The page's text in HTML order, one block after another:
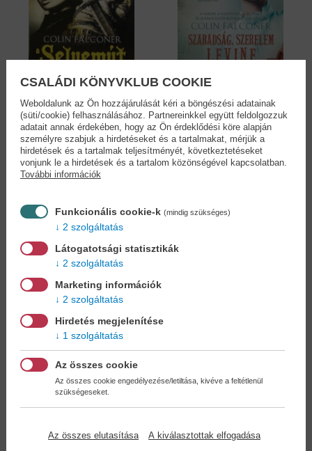
A Selyemút
Colin Falconer
Szabadság, szerelem,
Levine
CSALÁDI KÖNYVKLUB COOKIE
Weboldalunk az Ön hozzájárulását kéri a böngészési adatainak
(süti/cookie) felhasználásához. Partnereinkkel együtt feldolgozzuk
adatait annak érdekében, hogy az Ön érdeklődési köre alapján
személyre szabjuk a hirdetéseket és a tartalmakat, mérjük a
hirdetések és a tartalmak teljesítményét, következtetéseket
vonjunk le a hirdetések és a tartalom közönségével kapcsolatban.
További információk
Funkcionális cookie-k (mindig szükséges)
2 szolgáltatás
Látogatotsági statisztikák
2 szolgáltatás
Marketing információk
2 szolgáltatás
Hirdetés megjelenítése
1 szolgáltatás
Az összes cookie
Az összes cookie engedélyezése/letiltása, kivéve a feltétlenül
szükségeseket.
Az összes elutasítása A kiválasztottak elfogadása